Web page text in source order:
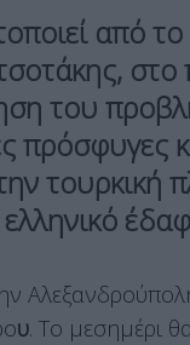
από
, στο
του
πρόσφυγες
υ. Το μεσημέρι